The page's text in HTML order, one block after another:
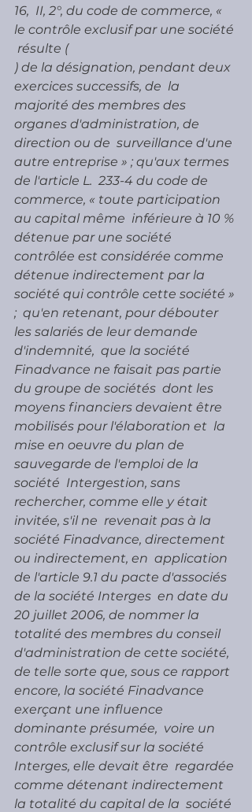
16,  II, 2°, du code de commerce, «
le contrôle exclusif par une société
résulte (
) de la désignation, pendant deux
exercices successifs, de  la
majorité des membres des
organes d'administration, de
direction ou de  surveillance d'une
autre entreprise » ; qu'aux termes
de l'article L.  233-4 du code de
commerce, « toute participation
au capital même  inférieure à 10 %
détenue par une société
contrôlée est considérée comme
détenue indirectement par la
société qui contrôle cette société »
;  qu'en retenant, pour débouter
les salariés de leur demande
d'indemnité,  que la société
Finadvance ne faisait pas partie
du groupe de sociétés  dont les
moyens financiers devaient être
mobilisés pour l'élaboration et  la
mise en oeuvre du plan de
sauvegarde de l'emploi de la
société  Intergestion, sans
rechercher, comme elle y était
invitée, s'il ne  revenait pas à la
société Finadvance, directement
ou indirectement, en  application
de l'article 9.1 du pacte d'associés
de la société Interges  en date du
20 juillet 2006, de nommer la
totalité des membres du conseil
d'administration de cette société,
de telle sorte que, sous ce rapport
encore, la société Finadvance
exerçant une influence
dominante présumée,  voire un
contrôle exclusif sur la société
Interges, elle devait être  regardée
comme détenant indirectement
la totalité du capital de la  société